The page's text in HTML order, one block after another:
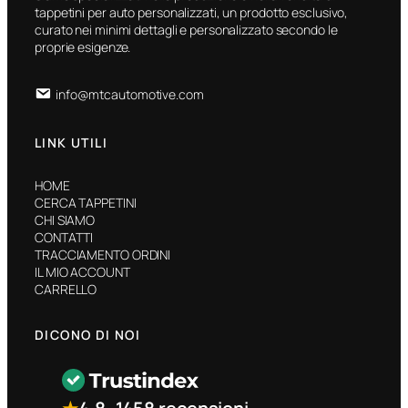
tappetini per auto personalizzati, un prodotto esclusivo,
curato nei minimi dettagli e personalizzato secondo le
proprie esigenze.
info@mtcautomotive.com
LINK UTILI
HOME
CERCA TAPPETINI
CHI SIAMO
CONTATTI
TRACCIAMENTO ORDINI
IL MIO ACCOUNT
CARRELLO
DICONO DI NOI